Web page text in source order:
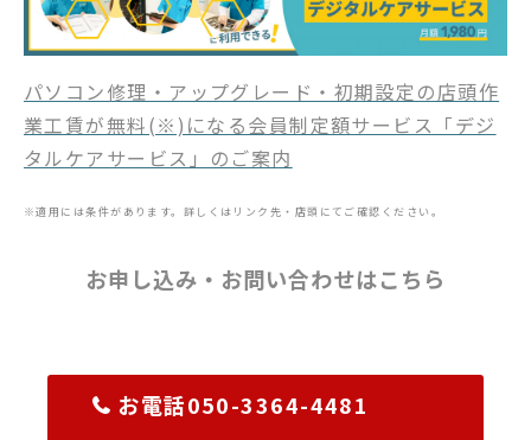
パソコン修理・アップグレード・初期設定の店頭作
業工賃が無料(※)になる会員制定額サービス「デジ
タルケアサービス」のご案内
※適用には条件があります。詳しくはリンク先・店頭にてご確認ください。
お申し込み・お問い合わせはこちら
お電話050-3364-4481